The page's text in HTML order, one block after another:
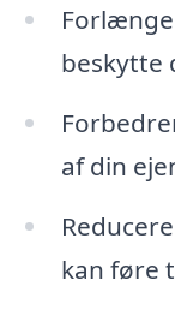
beskytte
af din
kan føre